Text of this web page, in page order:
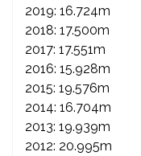
2019: 16.724m
2018: 17.500m
2017: 17.551m
2016: 15.928m
2015: 19.576m
2014: 16.704m
2013: 19.939m
2012: 20.995m